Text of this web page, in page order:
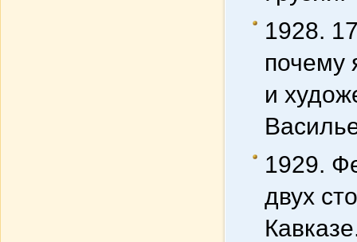
1928.
почему
и
1929.
двух